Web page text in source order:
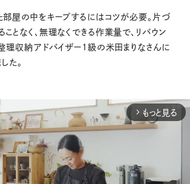
部屋の中をキープするにはコツが必要。片づ
となく、無理なくできる作業量で、リバウン
整理収納アドバイザー1級の米田まりなさんに
た。
arrow_forward_ios もっと見る